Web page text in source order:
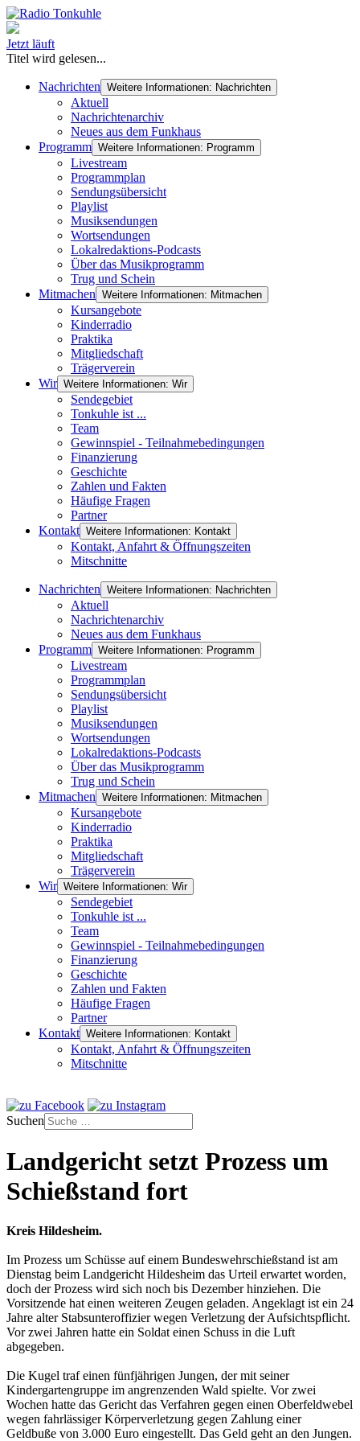
Jetzt läuft
Titel wird gelesen...
Nachrichten Weitere Informationen: Nachrichten
Aktuell
Nachrichtenarchiv
Neues aus dem Funkhaus
Programm Weitere Informationen: Programm
Livestream
Programmplan
Sendungsübersicht
Playlist
Musiksendungen
Wortsendungen
Lokalredaktions-Podcasts
Über das Musikprogramm
Trug und Schein
Mitmachen Weitere Informationen: Mitmachen
Kursangebote
Kinderradio
Praktika
Mitgliedschaft
Trägerverein
Wir Weitere Informationen: Wir
Sendegebiet
Tonkuhle ist ...
Team
Gewinnspiel - Teilnahmebedingungen
Finanzierung
Geschichte
Zahlen und Fakten
Häufige Fragen
Partner
Kontakt Weitere Informationen: Kontakt
Kontakt, Anfahrt & Öffnungszeiten
Mitschnitte
Nachrichten Weitere Informationen: Nachrichten
Aktuell
Nachrichtenarchiv
Neues aus dem Funkhaus
Programm Weitere Informationen: Programm
Livestream
Programmplan
Sendungsübersicht
Playlist
Musiksendungen
Wortsendungen
Lokalredaktions-Podcasts
Über das Musikprogramm
Trug und Schein
Mitmachen Weitere Informationen: Mitmachen
Kursangebote
Kinderradio
Praktika
Mitgliedschaft
Trägerverein
Wir Weitere Informationen: Wir
Sendegebiet
Tonkuhle ist ...
Team
Gewinnspiel - Teilnahmebedingungen
Finanzierung
Geschichte
Zahlen und Fakten
Häufige Fragen
Partner
Kontakt Weitere Informationen: Kontakt
Kontakt, Anfahrt & Öffnungszeiten
Mitschnitte
Suchen
Landgericht setzt Prozess um
Schießstand fort
Kreis Hildesheim.
Im Prozess um Schüsse auf einem Bundeswehrschießstand ist am
Dienstag beim Landgericht Hildesheim das Urteil erwartet worden,
doch der Prozess wird sich noch bis Dezember hinziehen. Die
Vorsitzende hat einen weiteren Zeugen geladen. Angeklagt ist ein 24
Jahre alter Stabsunteroffizier wegen Verletzung der Aufsichtspflicht.
Vor zwei Jahren hatte ein Soldat einen Schuss in die Luft
abgegeben.
Die Kugel traf einen fünfjährigen Jungen, der mit seiner
Kindergartengruppe im angrenzenden Wald spielte. Vor zwei
Wochen hatte das Gericht das Verfahren gegen einen Oberfeldwebel
wegen fahrlässiger Körperverletzung gegen Zahlung einer
Geldbuße von 3.000 Euro eingestellt. Das Geld geht an den Jungen.